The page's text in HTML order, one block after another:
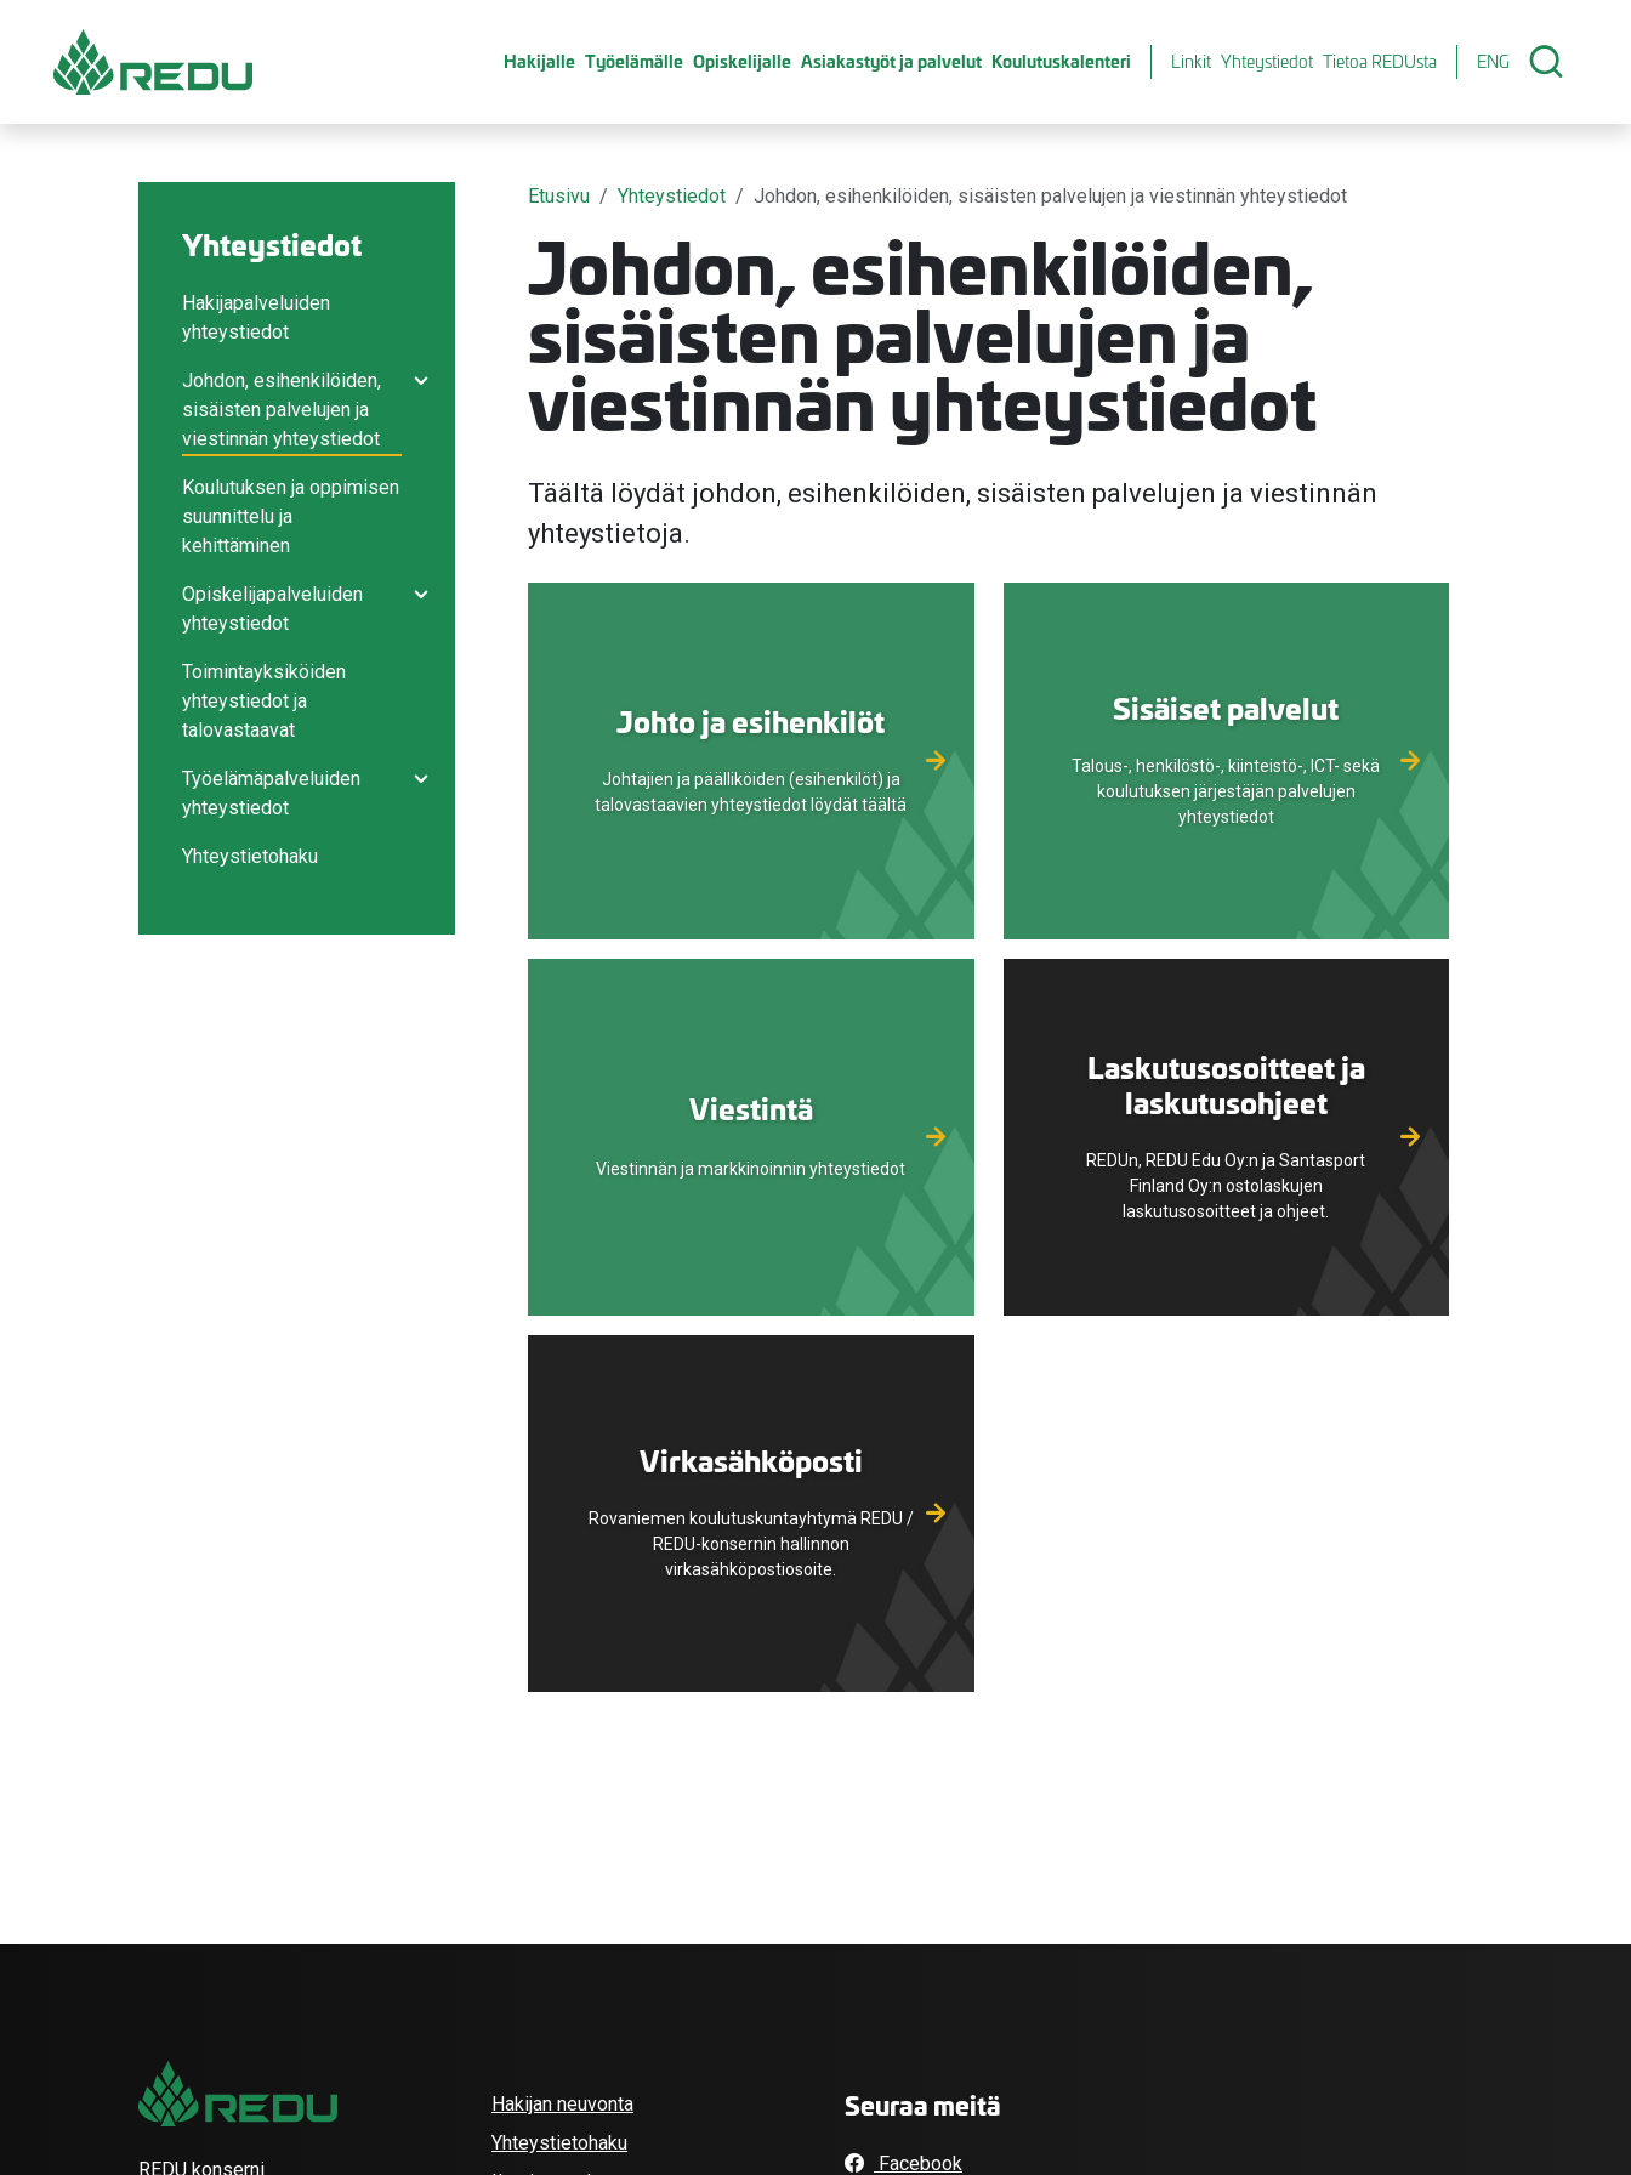
Hakijalle Työelämälle Opiskelijalle Asiakastyöt ja palvelut Koulutuskalenteri Linkit Yhteystiedot Tietoa REDUsta ENG
Yhteystiedot
Hakijapalveluiden
yhteystiedot
Avaa/sulje alavalikko
Johdon, esihenkilöiden,
sisäisten palvelujen ja
viestinnän yhteystiedot
Koulutuksen ja oppimisen
suunnittelu ja
kehittäminen
Opiskelijapalveluiden
yhteystiedot
Toimintayksiköiden
yhteystiedot ja
talovastaavat
Avaa/sulje alavalikko
Työelämäpalveluiden
yhteystiedot
Yhteystietohaku
Etusivu Yhteystiedot Johdon, esihenkilöiden, sisäisten palvelujen ja viestinnän yhteystiedot
Johdon, esihenkilöiden,
sisäisten palvelujen ja
viestinnän yhteystiedot
Täältä löydät johdon, esihenkilöiden, sisäisten palvelujen ja viestinnän
yhteystietoja.
Johto ja esihenkilöt
Johtajien ja päälliköiden (esihenkilöt) ja
talovastaavien yhteystiedot löydät täältä
Sisäiset palvelut
Talous-, henkilöstö-, kiinteistö-, ICT- sekä
koulutuksen järjestäjän palvelujen
yhteystiedot
Viestintä
Viestinnän ja markkinoinnin yhteystiedot
Laskutusosoitteet ja
laskutusohjeet
REDUn, REDU Edu Oy:n ja Santasport
Finland Oy:n ostolaskujen
laskutusosoitteet ja ohjeet.
Virkasähköposti
Rovaniemen koulutuskuntayhtymä REDU /
REDU-konsernin hallinnon
virkasähköpostiosoite.
REDU konserni
Hakijan neuvonta
Yhteystietohaku
Seuraa meitä
Facebook